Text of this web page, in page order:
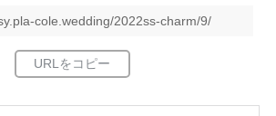
cole.wedding/2022ss-charm/9/